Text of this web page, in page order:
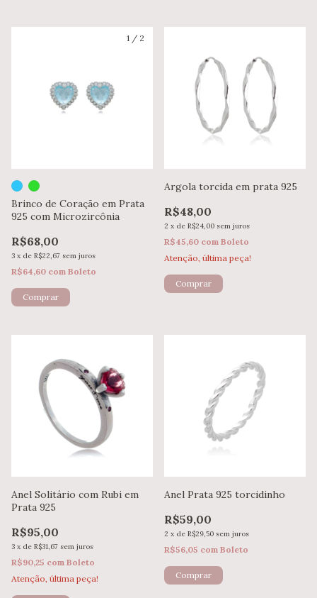
1 / 2
Brinco de Coração em Prata
925 com Microzircônia
R$68,00
3 x de R$22,67 sem juros
R$64,60 com Boleto
Comprar
Argola torcida em prata 925
R$48,00
2 x de R$24,00 sem juros
R$45,60 com Boleto
Atenção, última peça!
Anel Solitário com Rubi em
Prata 925
R$95,00
3 x de R$31,67 sem juros
R$90,25 com Boleto
Atenção, última peça!
Anel Prata 925 torcidinho
R$59,00
2 x de R$29,50 sem juros
R$56,05 com Boleto
Comprar